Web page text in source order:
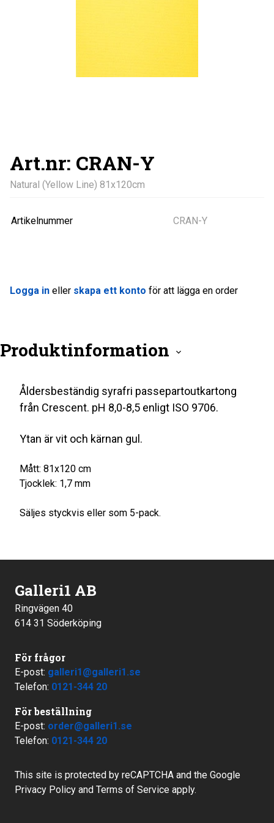
Art.nr: CRAN-Y
Natural (Yellow Line) 81x120cm
Artikelnummer CRAN-Y
Logga in eller skapa ett konto för att lägga en order
Produktinformation
Åldersbeständig syrafri passepartoutkartong
från Crescent. pH 8,0-8,5 enligt ISO 9706.
Ytan är vit och kärnan gul.
Mått: 81x120 cm
Tjocklek: 1,7 mm
Säljes styckvis eller som 5-pack.
Galleri1 AB
Ringvägen 40
614 31 Söderköping
För frågor
E-post: galleri1@galleri1.se
Telefon: 0121-344 20
För beställning
E-post: order@galleri1.se
Telefon: 0121-344 20
This site is protected by reCAPTCHA and the Google
Privacy Policy and Terms of Service apply.